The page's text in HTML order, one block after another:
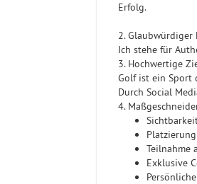
Erfolg.
2. Glaubwürdiger
Ich stehe für
3. Hochwertige
Golf ist ein Sport
Durch Social
4.
Teilnahme
Exklusive